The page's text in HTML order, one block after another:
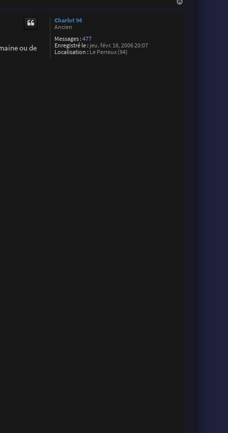
Charlot 94
Ancien
Messages : 477
Enregistré le : jeu. févr. 16, 2006 20:07
Localisation : Le Perreux (94)
ou de